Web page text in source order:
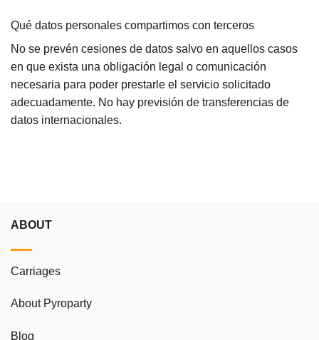
Qué datos personales compartimos con terceros
No se prevén cesiones de datos salvo en aquellos casos
en que exista una obligación legal o comunicación
necesaria para poder prestarle el servicio solicitado
adecuadamente. No hay previsión de transferencias de
datos internacionales.
ABOUT
Carriages
About Pyroparty
Blog